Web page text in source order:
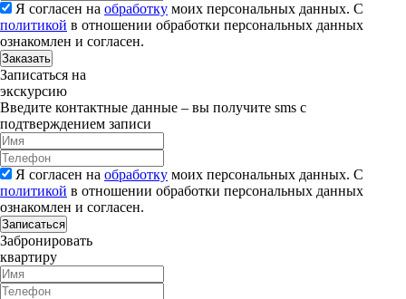
Я согласен на обработку моих персональных данных. С
политикой в отношении обработки персональных данных
ознакомлен и согласен.
Заказать
Записаться на
экскурсию
Введите контактные данные – вы получите sms с
подтверждением записи
Я согласен на обработку моих персональных данных. С
политикой в отношении обработки персональных данных
ознакомлен и согласен.
Записаться
Забронировать
квартиру